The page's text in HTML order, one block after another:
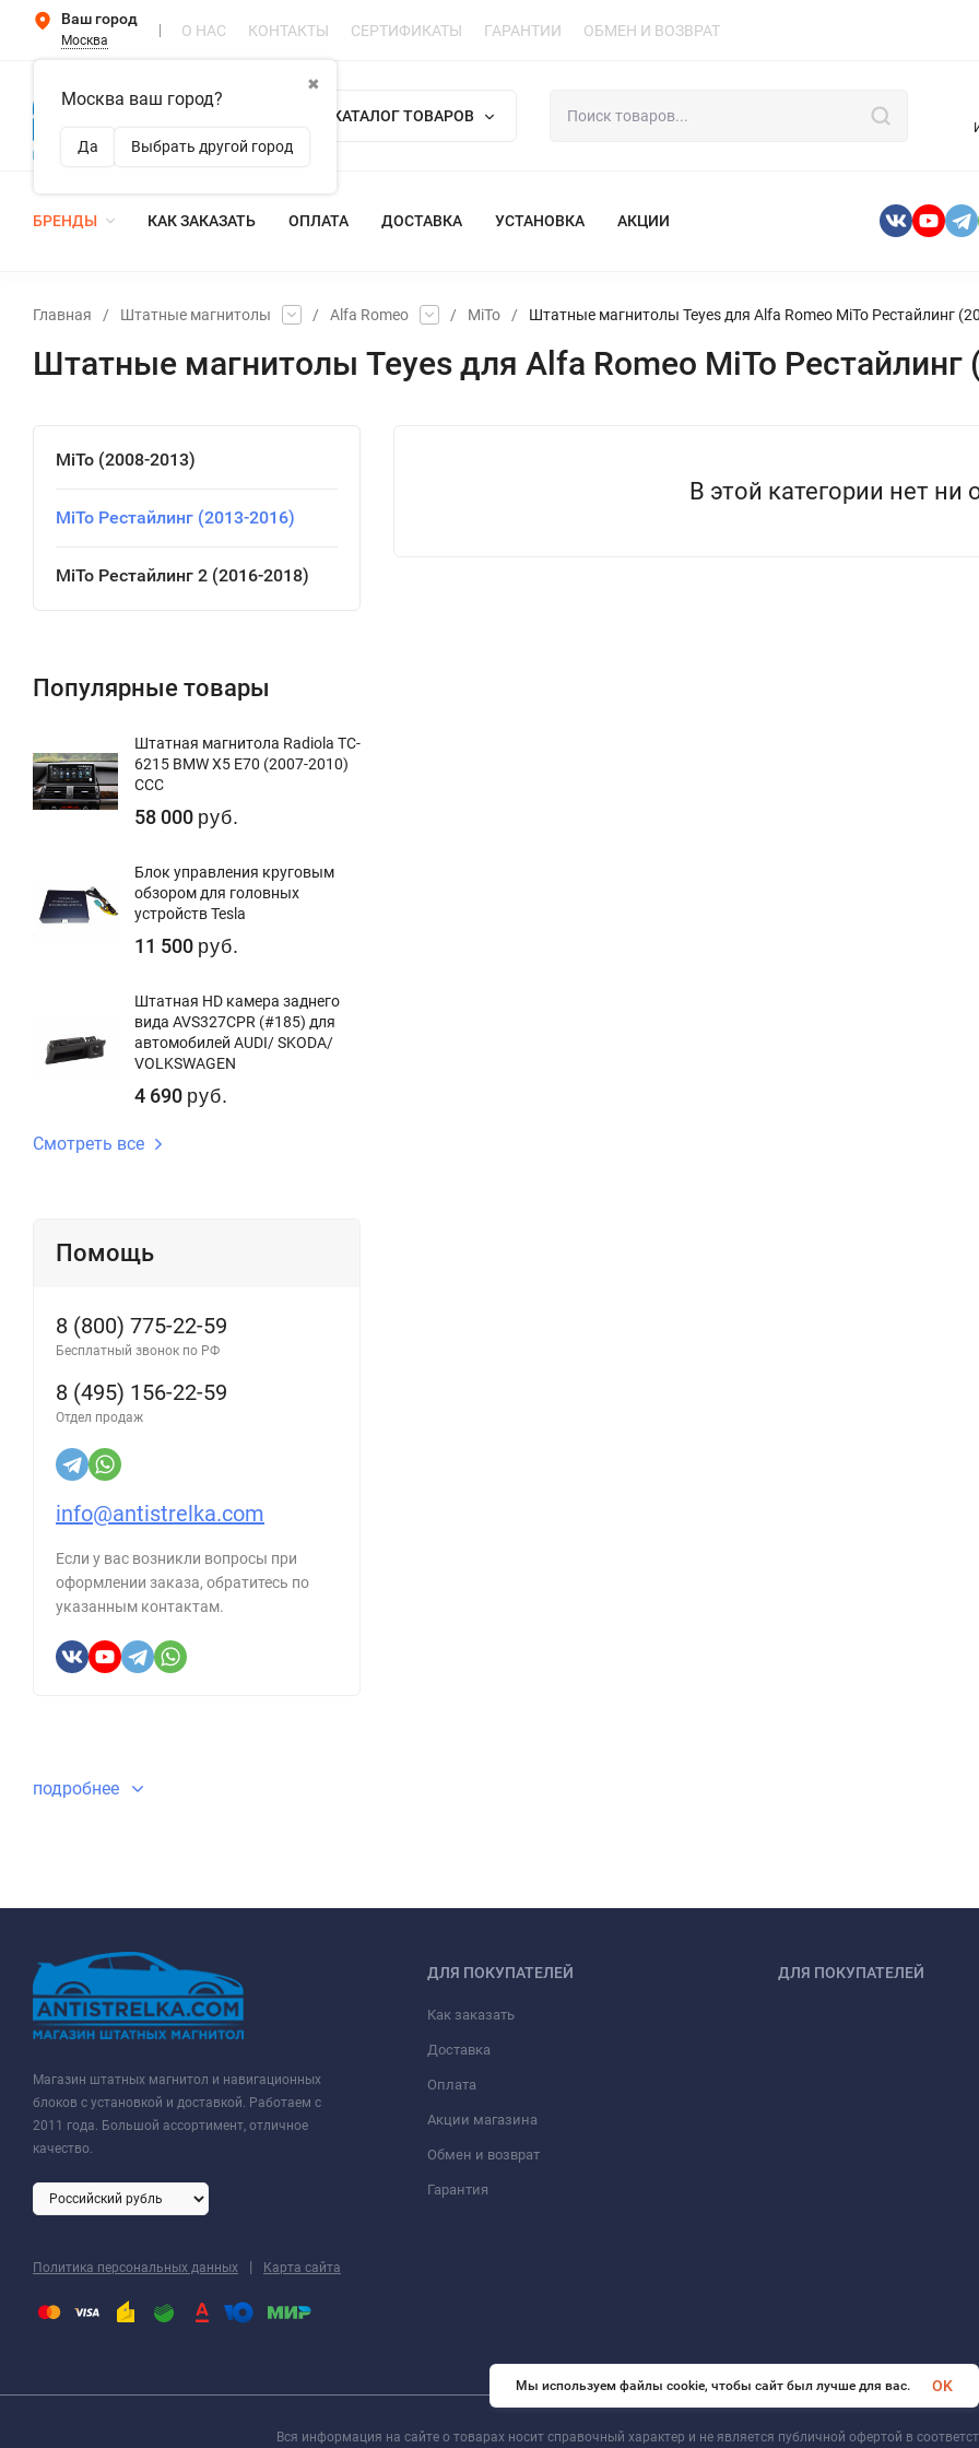
Ваш город
Москва
✖
Москва ваш город?
Да Выбрать другой город
О НАС КОНТАКТЫ СЕРТИФИКАТЫ ГАРАНТИИ ОБМЕН И ВОЗВРАТ
КАТАЛОГ ТОВАРОВ
БРЕНДЫ КАК ЗАКАЗАТЬ ОПЛАТА ДОСТАВКА УСТАНОВКА АКЦИИ
Главная / Штатные магнитолы / Alfa Romeo / MiTo / Штатные магнитолы Teyes для Alfa Romeo MiTo Рестайлинг
Штатные магнитолы Teyes для Alfa Romeo MiTo Рестайлинг
MiTo (2008-2013)
MiTo Рестайлинг (2013-2016)
MiTo Рестайлинг 2 (2016-2018)
Популярные товары
Штатная магнитола Radiola TC-
6215 BMW X5 E70 (2007-2010)
CCC
58 000 руб.
Блок управления круговым
обзором для головных
устройств Tesla
11 500 руб.
Штатная HD камера заднего
вида AVS327CPR (#185) для
автомобилей AUDI/ SKODA/
VOLKSWAGEN
4 690 руб.
Смотреть все
Помощь
8 (800) 775-22-59
Бесплатный звонок по РФ
8 (495) 156-22-59
Отдел продаж
info@antistrelka.com
Если у вас возникли вопросы при
оформлении заказа, обратитесь по
указанным контактам.
В этой категории нет ни
подробнее
Магазин штатных магнитол и навигационных
блоков с установкой и доставкой. Работаем с
2011 года. Большой ассортимент, отличное
качество.
Политика персональных данных | Карта сайта
ДЛЯ ПОКУПАТЕЛЕЙ
Как заказать
Доставка
Оплата
Акции магазина
Обмен и возврат
Гарантия
ДЛЯ ПОКУПАТЕЛЕЙ
Вся информация на сайте о товарах носит справочный характер и не является публичной офертой в
Мы используем файлы cookie, чтобы сайт был лучше для вас. OK